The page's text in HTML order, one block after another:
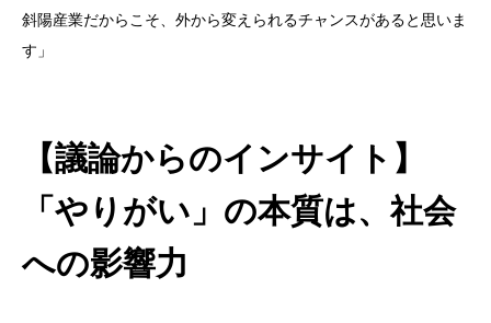
斜陽産業だからこそ、外から変えられるチャンスがあると思いま
す」
【議論からのインサイト】
「やりがい」の本質は、社会
への影響力